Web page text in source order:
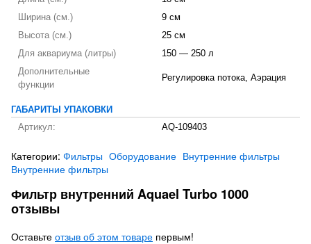
Ширина (см.)
9 см
Высота (см.)
25 см
Для аквариума (литры)
150 — 250 л
Дополнительные
функции
Регулировка потока, Аэрация
ГАБАРИТЫ УПАКОВКИ
Артикул:
AQ-109403
Категории: Фильтры Оборудование Внутренние фильтры
Внутренние фильтры
Фильтр внутренний Aquael Turbo 1000
отзывы
Оставьте отзыв об этом товаре первым!